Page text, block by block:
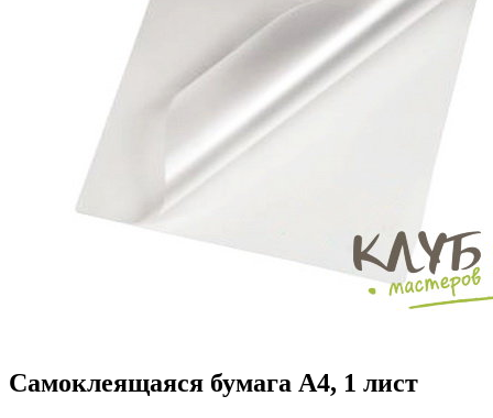
Самоклеящаяся бумага А4, 1 лист